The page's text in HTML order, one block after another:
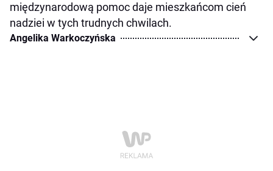
międzynarodową pomoc daje mieszkańcom cień
nadziei w tych trudnych chwilach.
Angelika Warkoczyńska